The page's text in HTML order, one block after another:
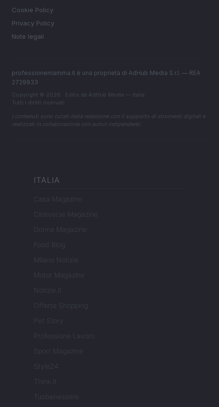
Cookie Policy
Privacy Policy
Note legali
professionemamma.it è una proprietà di AdHub Media S.r.l. — REA
2729933
Copyright © 2026 · Edito da AdHub Media — Italia
Tutti i diritti riservati
I contenuti sono curati dalla redazione con il supporto di strumenti digitali e
realizzati in collaborazione con autori indipendenti.
ITALIA
Casa Magazine
Cineverse Magazine
Donne Magazine
Food Blog
Milano Notizie
Motor Magazine
Notizie.it
Offerte Shopping
Pet Story
Professione Lavoro
Sport Magazine
Style24
Think.it
Tuobenessere